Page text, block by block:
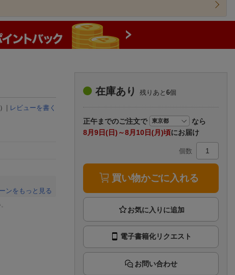
楽天チケット
エンタメニュース
推し楽
| レビューを書く
ンをもっと見る
在庫あり 残りあと 6個
正午までのご注文で
なら
8月9日(日)～8月10日(月)頃にお届け
個数
買い物かごに入れる
電子書籍化リクエスト
お問い合わせ